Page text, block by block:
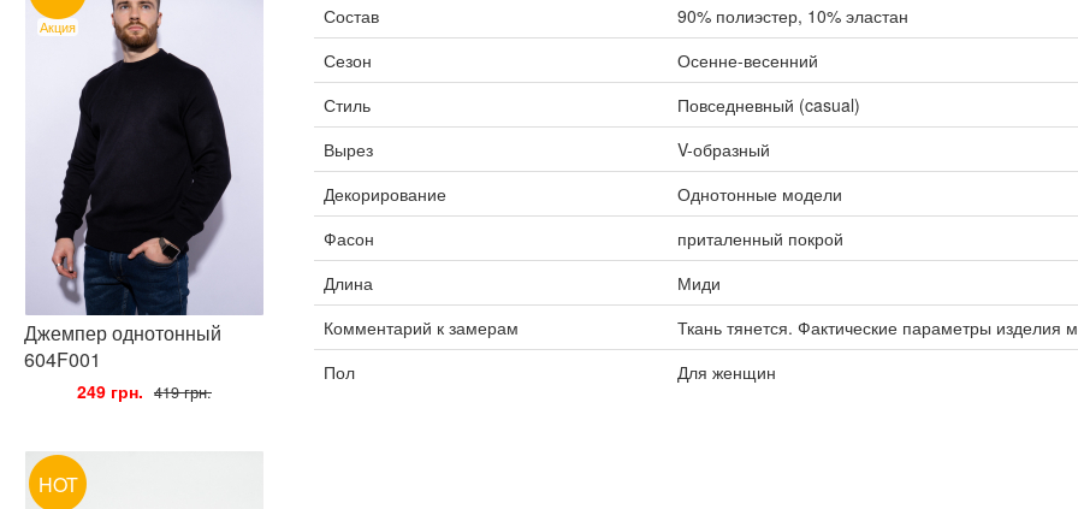
Акция
Джемпер однотонный
604F001
249 грн. 419 грн.
HOT
Состав
90% полиэстер, 10% эластан
Сезон
Осенне-весенний
Стиль
Повседневный (casual)
Вырез
V-образный
Декорирование
Однотонные модели
Фасон
приталенный покрой
Длина
Миди
Комментарий к замерам
Ткань тянется. Фактические параметры изделия
Пол
Для женщин